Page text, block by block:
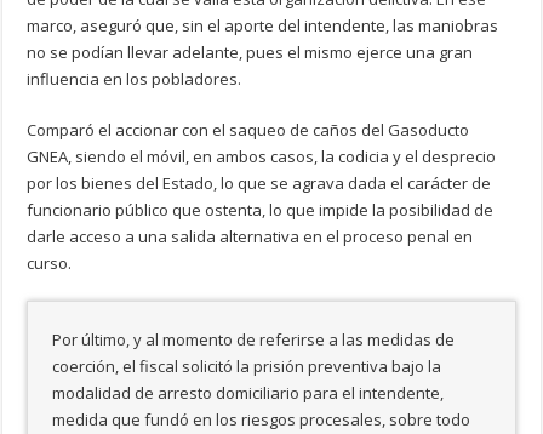
marco, aseguró que, sin el aporte del intendente, las maniobras
no se podían llevar adelante, pues el mismo ejerce una gran
influencia en los pobladores.
Comparó el accionar con el saqueo de caños del Gasoducto
GNEA, siendo el móvil, en ambos casos, la codicia y el desprecio
por los bienes del Estado, lo que se agrava dada el carácter de
funcionario público que ostenta, lo que impide la posibilidad de
darle acceso a una salida alternativa en el proceso penal en
curso.
Por último, y al momento de referirse a las medidas de
coerción, el fiscal solicitó la prisión preventiva bajo la
modalidad de arresto domiciliario para el intendente,
medida que fundó en los riesgos procesales, sobre todo